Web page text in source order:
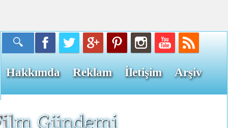
Hakkımda Reklam İletişim Arşiv